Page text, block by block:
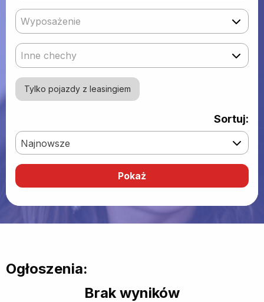
Wyposażenie
Inne chechy
Tylko pojazdy z leasingiem
Sortuj:
Najnowsze
Ogłoszenia:
Brak wyników